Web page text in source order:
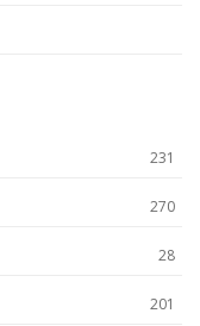
231
270
28
201